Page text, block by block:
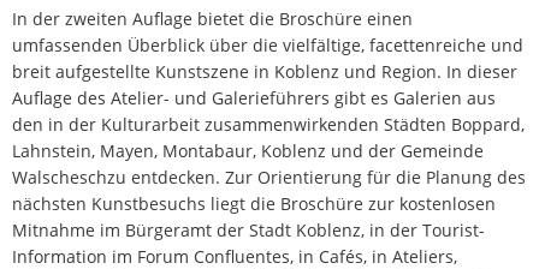
In der zweiten Auflage bietet die Broschüre einen
umfassenden Überblick über die vielfältige, facettenreiche und
breit aufgestellte Kunstszene in Koblenz und Region. In dieser
Auflage des Atelier- und Galerieführers gibt es Galerien aus
den in der Kulturarbeit zusammenwirkenden Städten Boppard,
Lahnstein, Mayen, Montabaur, Koblenz und der Gemeinde
Walscheschzu entdecken. Zur Orientierung für die Planung des
nächsten Kunstbesuchs liegt die Broschüre zur kostenlosen
Mitnahme im Bürgeramt der Stadt Koblenz, in der Tourist-
Information im Forum Confluentes, in Cafés, in Ateliers,